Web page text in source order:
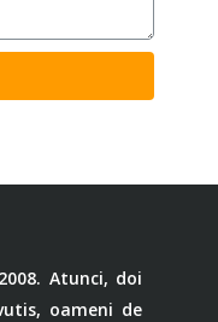
Atunci, doi
oameni de